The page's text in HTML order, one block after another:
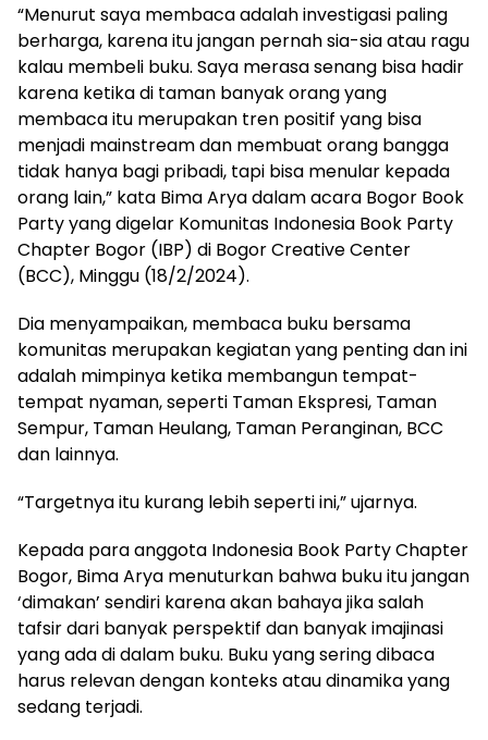
“Menurut saya membaca adalah investigasi paling
berharga, karena itu jangan pernah sia-sia atau ragu
kalau membeli buku. Saya merasa senang bisa hadir
karena ketika di taman banyak orang yang
membaca itu merupakan tren positif yang bisa
menjadi mainstream dan membuat orang bangga
tidak hanya bagi pribadi, tapi bisa menular kepada
orang lain,” kata Bima Arya dalam acara Bogor Book
Party yang digelar Komunitas Indonesia Book Party
Chapter Bogor (IBP) di Bogor Creative Center
(BCC), Minggu (18/2/2024).
Dia menyampaikan, membaca buku bersama
komunitas merupakan kegiatan yang penting dan ini
adalah mimpinya ketika membangun tempat-
tempat nyaman, seperti Taman Ekspresi, Taman
Sempur, Taman Heulang, Taman Peranginan, BCC
dan lainnya.
“Targetnya itu kurang lebih seperti ini,” ujarnya.
Kepada para anggota Indonesia Book Party Chapter
Bogor, Bima Arya menuturkan bahwa buku itu jangan
‘dimakan’ sendiri karena akan bahaya jika salah
tafsir dari banyak perspektif dan banyak imajinasi
yang ada di dalam buku. Buku yang sering dibaca
harus relevan dengan konteks atau dinamika yang
sedang terjadi.